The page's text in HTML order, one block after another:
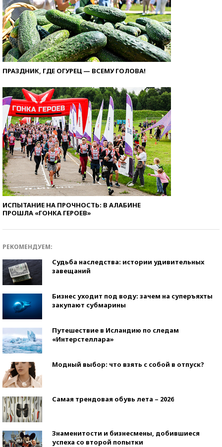
ПРАЗДНИК, ГДЕ ОГУРЕЦ — ВСЕМУ ГОЛОВА!
ИСПЫТАНИЕ НА ПРОЧНОСТЬ: В АЛАБИНЕ
ПРОШЛА «ГОНКА ГЕРОЕВ»
РЕКОМЕНДУЕМ:
Судьба наследства: истории удивительных
завещаний
Бизнес уходит под воду: зачем на суперъяхты
закупают субмарины
Путешествие в Исландию по следам
«Интерстеллара»
Модный выбор: что взять с собой в отпуск?
Самая трендовая обувь лета – 2026
Знаменитости и бизнесмены, добившиеся
успеха со второй попытки